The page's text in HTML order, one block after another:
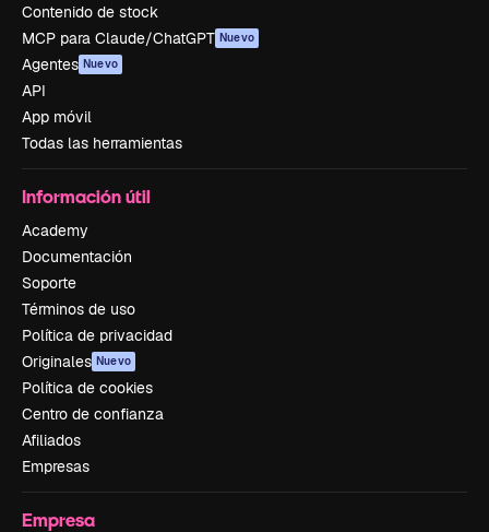
Contenido de stock
MCP para Claude/ChatGPT Nuevo
Agentes Nuevo
API
App móvil
Todas las herramientas
Información útil
Academy
Documentación
Soporte
Términos de uso
Política de privacidad
Originales Nuevo
Política de cookies
Centro de confianza
Afiliados
Empresas
Empresa